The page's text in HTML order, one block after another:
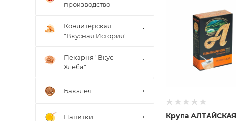
Крупа АЛТАЙСКАЯ
производство
Кондитерская
"Вкусная История"
Пекарня "Вкус
Хлеба"
Бакалея
Напитки